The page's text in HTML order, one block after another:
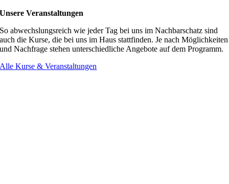
Unsere Veranstaltungen
So abwechslungsreich wie jeder Tag bei uns im Nachbarschatz sind
auch die Kurse, die bei uns im Haus stattfinden. Je nach Möglichkeiten
und Nachfrage stehen unterschiedliche Angebote auf dem Programm.
Alle Kurse & Veranstaltungen